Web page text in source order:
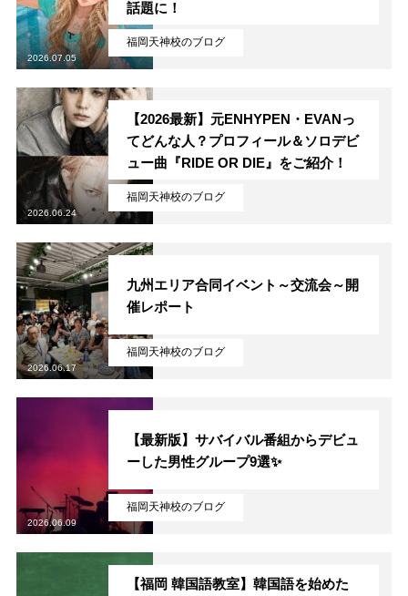
福岡天神校のブログ
話題に！
2026.07.05
福岡天神校のブログ
【2026最新】元ENHYPEN・EVANっ
てどんな人？プロフィール＆ソロデビ
ュー曲『RIDE OR DIE』をご紹介！
2026.06.24
福岡天神校のブログ
九州エリア合同イベント～交流会～開
催レポート
2026.06.17
福岡天神校のブログ
【最新版】サバイバル番組からデビュ
ーした男性グループ9選✨
2026.06.09
【福岡 韓国語教室】韓国語を始めた